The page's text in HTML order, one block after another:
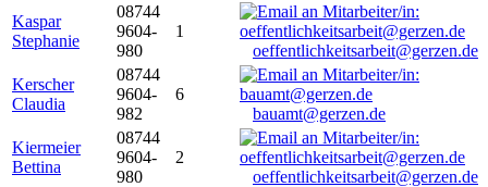
Kaspar
Stephanie
08744
9604-
980
1
oeffentlichkeitsarbeit@gerzen.de
Kerscher
Claudia
08744
9604-
982
6
bauamt@gerzen.de
Kiermeier
Bettina
08744
9604-
980
2
oeffentlichkeitsarbeit@gerzen.de